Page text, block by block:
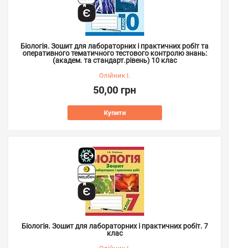
Біологія. Зошит для лабораторних і практичних робіт та
оперативного тематичного тестового контролю знань:
(академ. та стандарт.рівень) 10 клас
Олійник І.
50,00 грн
Купити
Біологія. Зошит для лабораторних і практичних робіт. 7
клас